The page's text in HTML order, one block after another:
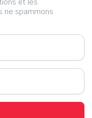
et les
ne spammons